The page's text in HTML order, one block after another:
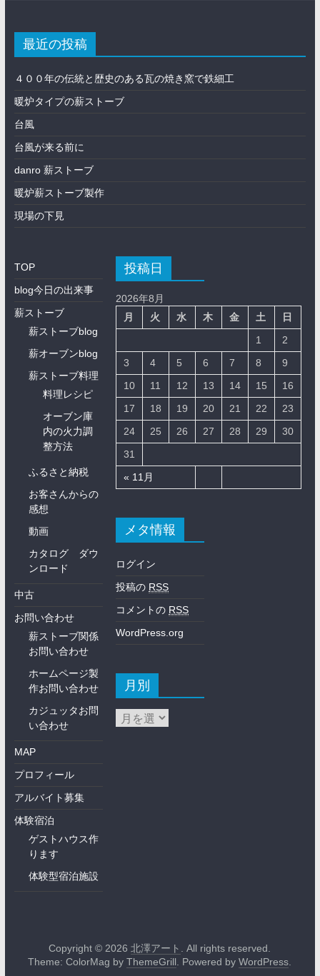
最近の投稿
４００年の伝統と歴史のある瓦の焼き窯で鉄細工
暖炉タイプの薪ストーブ
台風
台風が来る前に
danro 薪ストーブ
暖炉薪ストーブ製作
現場の下見
TOP
blog今日の出来事
薪ストーブ
薪ストーブblog
薪オーブンblog
薪ストーブ料理
料理レシピ
オーブン庫
内の火力調
整方法
ふるさと納税
お客さんからの
感想
動画
カタログ ダウ
ンロード
中古
お問い合わせ
薪ストーブ関係
お問い合わせ
ホームページ製
作お問い合わせ
カジュッタお問
い合わせ
MAP
プロフィール
アルバイト募集
体験宿泊
ゲストハウス作
ります
体験型宿泊施設
投稿日
2026年8月
月
火 水 木 金 土 日
« 11月
1
2
3
4 5 6 7 8
9
10
11 12 13 14 15
16
17
18 19 20 21 22
23
24
25 26 27 28 29
30
31
メタ情報
ログイン
投稿の RSS
コメントの RSS
WordPress.org
月別
Copyright © 2026北澤アート
. All rights reserved.
Theme: ColorMag byThemeGrill . Powered byWordPress